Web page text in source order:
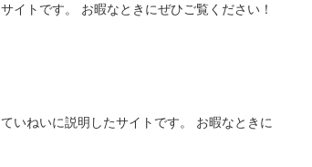
イトです。 お暇なときにぜひご覧ください！
いねいに説明したサイトです。 お暇なときに